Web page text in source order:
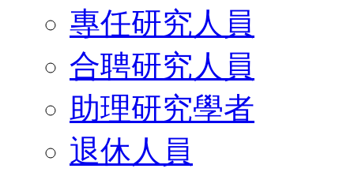
專任研究人員
合聘研究人員
助理研究學者
退休人員